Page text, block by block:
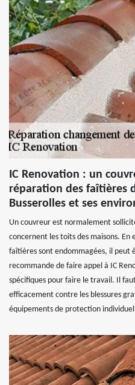
IC Renovation : un
réparation des faîtières
Busserolles et ses
Un couvreur est normalement
concernent les toits des maisons. En
faîtières sont endommagées, il peut
recommande de faire appel à IC
spécifiques pour faire le travail. Il
efficacement contre les blessures
équipements de protection